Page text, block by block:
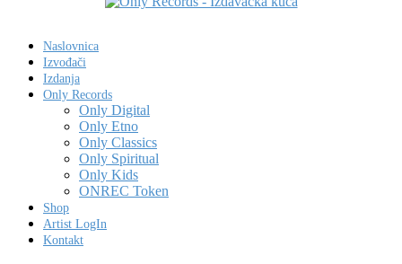
Naslovnica
Izvođači
Izdanja
Only Records
Only Digital
Only Etno
Only Classics
Only Spiritual
Only Kids
ONREC Token
Shop
Artist LogIn
Kontakt